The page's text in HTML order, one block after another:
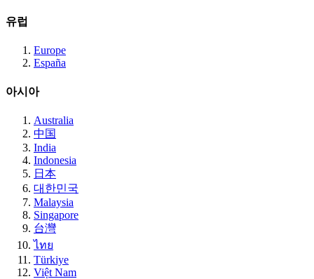
유럽
Europe
España
아시아
Australia
中国
India
Indonesia
日本
대한민국
Malaysia
Singapore
台灣
ไทย
Türkiye
Việt Nam